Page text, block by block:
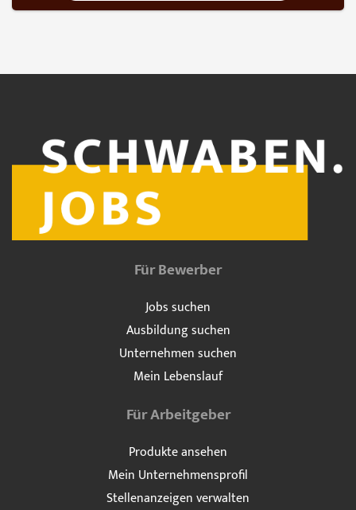
Für Bewerber
Jobs suchen
Ausbildung suchen
Unternehmen suchen
Mein Lebenslauf
Für Arbeitgeber
Produkte ansehen
Mein Unternehmensprofil
Stellenanzeigen verwalten